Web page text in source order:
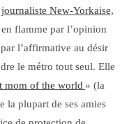
New-Yorkaise,
flamme par l’opinion
l’affirmative au désir
le métro tout seul. Elle
mom of the world » (la
la plupart de ses amies